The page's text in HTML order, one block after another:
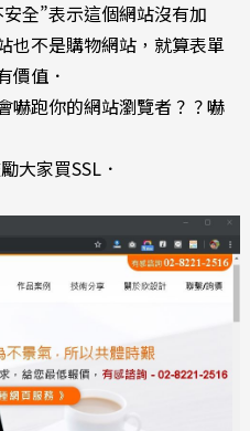
全”表示這個網站沒有加
也不是購物網站，就算表單
價值．
嚇跑你的網站瀏覽者？？嚇
大家買SSL．